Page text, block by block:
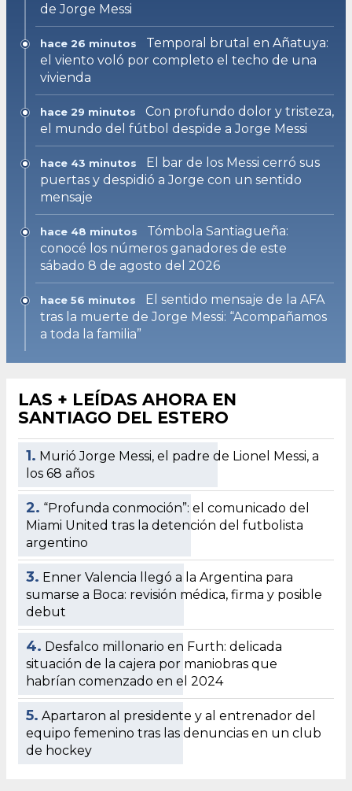
de Jorge Messi
hace 26 minutos
Temporal brutal en Añatuya:
el viento voló por completo el techo de una
vivienda
hace 29 minutos
Con profundo dolor y tristeza,
el mundo del fútbol despide a Jorge Messi
hace 43 minutos
El bar de los Messi cerró sus
puertas y despidió a Jorge con un sentido
mensaje
hace 48 minutos
Tómbola Santiagueña:
conocé los números ganadores de este
sábado 8 de agosto del 2026
hace 56 minutos
El sentido mensaje de la AFA
tras la muerte de Jorge Messi: “Acompañamos
a toda la familia”
LAS + LEÍDAS AHORA EN
SANTIAGO DEL ESTERO
1. Murió Jorge Messi, el padre de Lionel Messi, a
los 68 años
2. “Profunda conmoción”: el comunicado del
Miami United tras la detención del futbolista
argentino
3. Enner Valencia llegó a la Argentina para
sumarse a Boca: revisión médica, firma y posible
debut
4. Desfalco millonario en Furth: delicada
situación de la cajera por maniobras que
habrían comenzado en el 2024
5. Apartaron al presidente y al entrenador del
equipo femenino tras las denuncias en un club
de hockey